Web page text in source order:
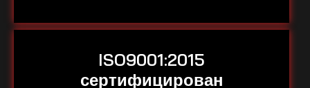
ISO9001:2015
сертифицирован